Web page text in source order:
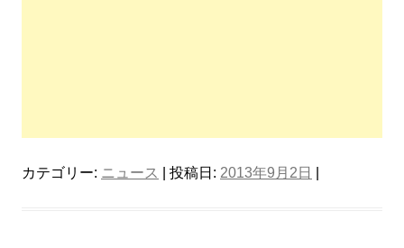
カテゴリー: ニュース | 投稿日: 2013年9月2日